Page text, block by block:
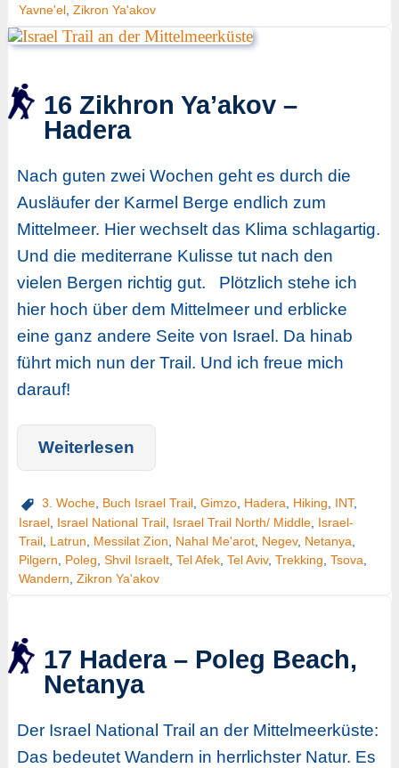
Yavne'el, Zikron Ya'akov
16 Zikhron Ya’akov –
Hadera
Nach guten zwei Wochen geht es durch die
Ausläufer der Karmel Berge endlich zum
Mittelmeer. Hier wechselt das Klima schlagartig.
Und die mediterrane Kulisse tut nach den
vielen Bergen richtig gut. Plötzlich stehe ich
hier hoch über dem Mittelmeer und erblicke
eine ganz andere Seite von Israel. Da hinab
führt mich nun der Trail. Und ich freue mich
darauf!
Weiterlesen
3. Woche, Buch Israel Trail, Gimzo, Hadera Hiking INT,
Israel, Israel National Trail, Israel Trail North/ Middle, Israel-
Trail, Latrun, Messilat Zion, Nahal Me'arot, Negev, Netanya,
Pilgern, Poleg, Shvil Israelt, Tel Afek, Tel Aviv, Trekking, Tsova,
Wandern, Zikron Ya'akov
17 Hadera – Poleg Beach,
Netanya
Der Israel National Trail an der Mittelmeerküste:
Das bedeutet Wandern in herrlichster Natur. Es